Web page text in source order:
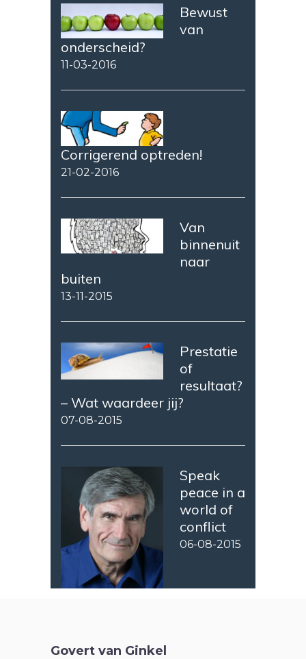
Bewust
van
onderscheid?
11-03-2016
Corrigerend optreden!
21-02-2016
Van
binnenuit
naar
buiten
13-11-2015
Prestatie
of
resultaat?
– Wat waardeer jij?
07-08-2015
Speak
peace in a
world of
conflict
06-08-2015
Govert van Ginkel